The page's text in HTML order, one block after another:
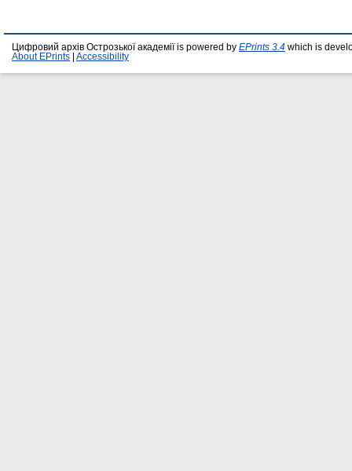
Цифровий архів Острозької академії is powered by EPrints 3.4 which is
About EPrints
Accessibility